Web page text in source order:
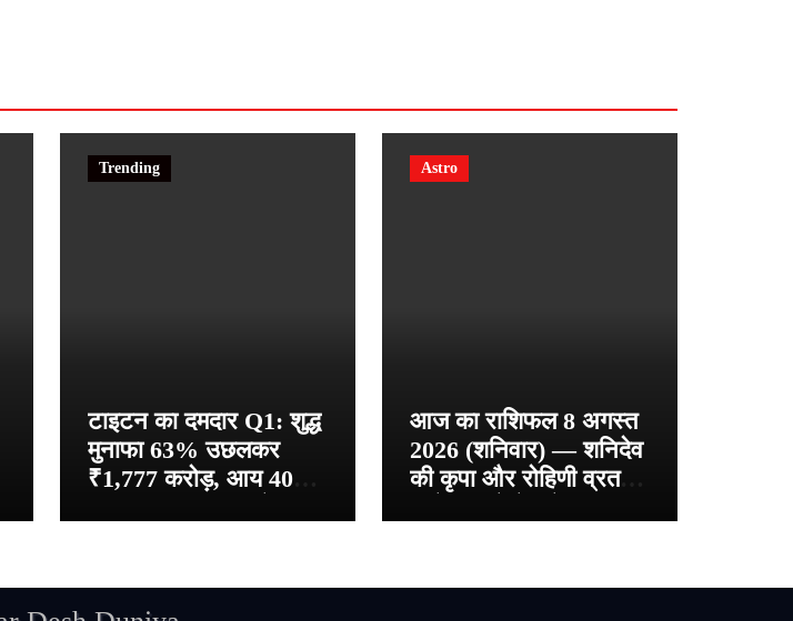
Trending
टाइटन का दमदार Q1: शुद्ध
मुनाफा 63% उछलकर
₹1,777 करोड़, आय 40%
Astro
आज का राशिफल 8 अगस्त
2026 (शनिवार) — शनिदेव
की कृपा और रोहिणी व्रत का